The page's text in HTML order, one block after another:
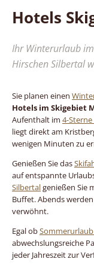
Hotels
Ihr Winterurlaub
Hirschen Silbertal
Sie planen einen
Hotels im Skigebiet
Aufenthalt im 4-
liegt direkt am
wenigen Minuten zu
Genießen Sie das
auf entspannte
Silbertalgenießen Sie
Buffet. Abends
verwöhnt.
Egal ob
abwechslungsreiche
jeder Jahreszeit zur